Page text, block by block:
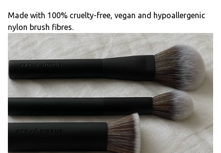
Made with 100% cruelty-free, vegan and hypoallergenic
nylon brush fibres.